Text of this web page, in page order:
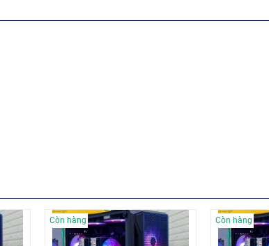
Còn hàng Còn hàng